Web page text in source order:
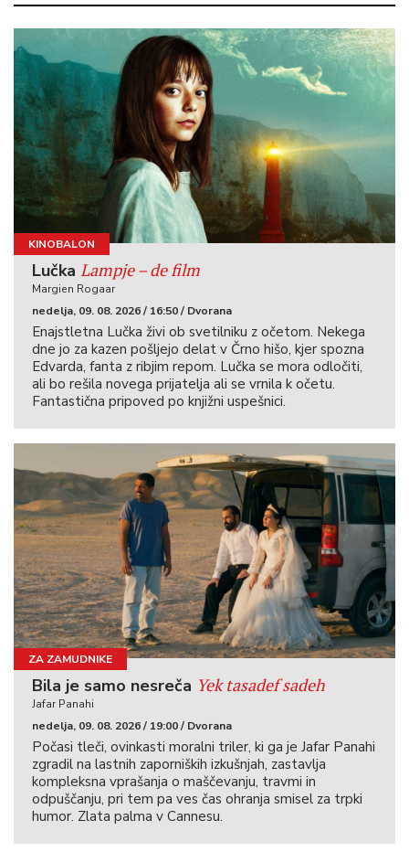
KINOBALON
Lučka Lampje – de film
Margien Rogaar
nedelja, 09. 08. 2026 / 16:50 / Dvorana
Enajstletna Lučka živi ob svetilniku z očetom. Nekega
dne jo za kazen pošljejo delat v Črno hišo, kjer spozna
Edvarda, fanta z ribjim repom. Lučka se mora odločiti,
ali bo rešila novega prijatelja ali se vrnila k očetu.
Fantastična pripoved po knjižni uspešnici.
ZA ZAMUDNIKE
Bila je samo nesreča Yek tasadef sadeh
Jafar Panahi
nedelja, 09. 08. 2026 / 19:00 / Dvorana
Počasi tleči, ovinkasti moralni triler, ki ga je Jafar Panahi
zgradil na lastnih zaporniških izkušnjah, zastavlja
kompleksna vprašanja o maščevanju, travmi in
odpuščanju, pri tem pa ves čas ohranja smisel za trpki
humor. Zlata palma v Cannesu.